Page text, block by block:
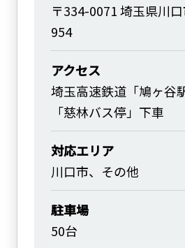
〒334-0071 埼玉県川
954
アクセス
埼玉高速鉄道「鳩ヶ谷
「慈林バス停」下車
対応エリア
川口市、その他
駐車場
50台